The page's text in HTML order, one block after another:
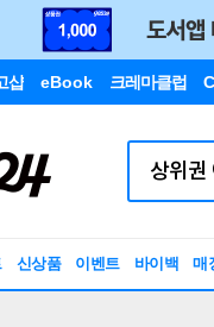
샵 eBook 크레마클럽
신상품 이벤트 바이백 매